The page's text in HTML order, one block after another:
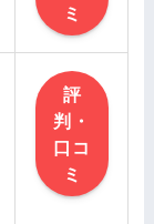
ミ
評
判・
口コ
ミ